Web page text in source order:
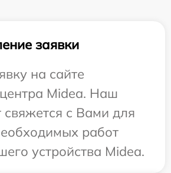
заявки
на сайте
Midea. Наш
свяжется с Вами для
работ
устройства Midea.